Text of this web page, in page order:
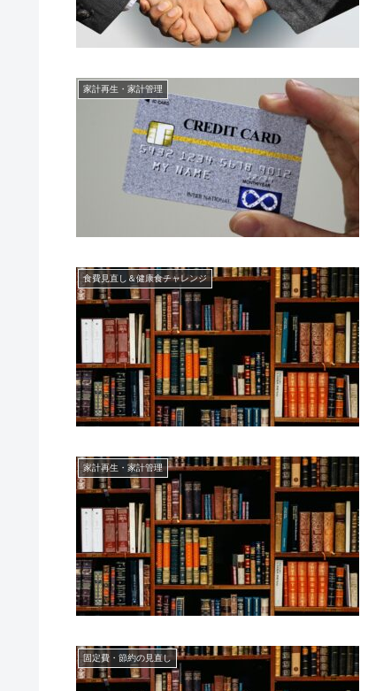
家計再生・家計管理
食費見直し＆健康食チャレンジ
家計再生・家計管理
固定費・節約の見直し